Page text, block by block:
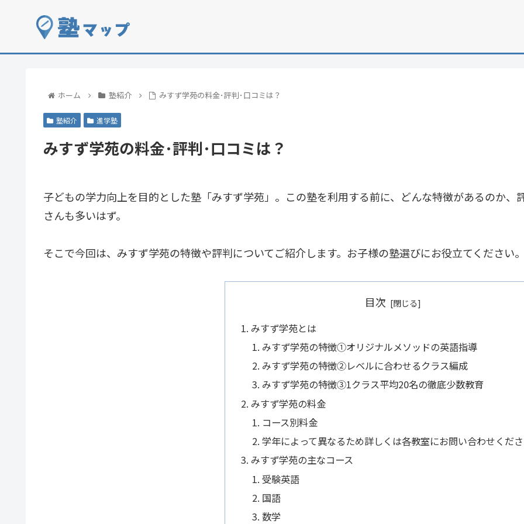
ホーム 塾紹介 みすず学苑の料金･評判･口コミは？
塾紹介 進学塾
みすず学苑の料金･評判･口コミは？
子どもの学力向上を目的とした塾「みすず学苑」。この塾を利用する前に、どんな特徴があるのか、
さんも多いはず。
そこで今回は、みすず学苑の特徴や評判についてご紹介します。お子様の塾選びにお役立てください
目次
みすず学苑とは
みすず学苑の特徴①オリジナルメソッドの英語指導
みすず学苑の特徴②レベルに合わせるクラス編成
みすず学苑の特徴➂1クラス平均20名の徹底少数教育
みすず学苑の料金
コース別料金
学年によって異なるため詳しくは各教室にお問い合わせくだ
みすず学苑の主なコース
受験英語
国語
数学